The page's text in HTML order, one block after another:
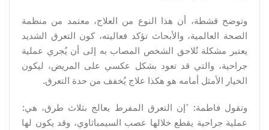
وتوضح قشطة، أن هذا النوع من العلاج، معتمد من منظمة
الصحة العالمية، والأبحاث تؤكد فعاليته، كون التعرق الشديد
يعتبر مشكلة تُلاحق الشخص المصاب به إلى أن يُجري عملية
جراحية، والتي قد تعود بشكل عكسي على المريض، ليكون
الخيار الأمثل أمامه هو هكذا علاج يُخفف من حدة التعرق.
وتقول فاطمة: "إن التعرق المفرط يعالج بثلاث طرق، هي:
عملية جراحية يقطع خلالها عصب السيمباثاوي، وقد يكون لها